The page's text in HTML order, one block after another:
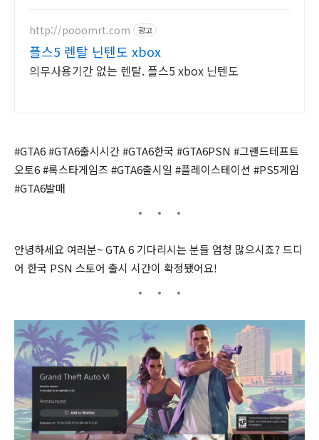
http://pooomrt.com 광고
플스5 렌탈 닌텐도 xbox
의무사용기간 없는 렌탈. 플스5 xbox 닌텐도
#GTA6 #GTA6출시시간 #GTA6한국 #GTA6PSN #그랜드테프트
오토6 #록스타게임즈 #GTA6출시일 #플레이스테이션 #PS5게임
#GTA6발매
안녕하세요 여러분~ GTA 6 기다리시는 분들 엄청 많으시죠? 드디
어 한국 PSN 스토어 출시 시간이 확정됐어요!